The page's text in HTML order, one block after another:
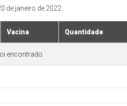
de janeiro de 2022
Vacina Quantidade
encontrado.